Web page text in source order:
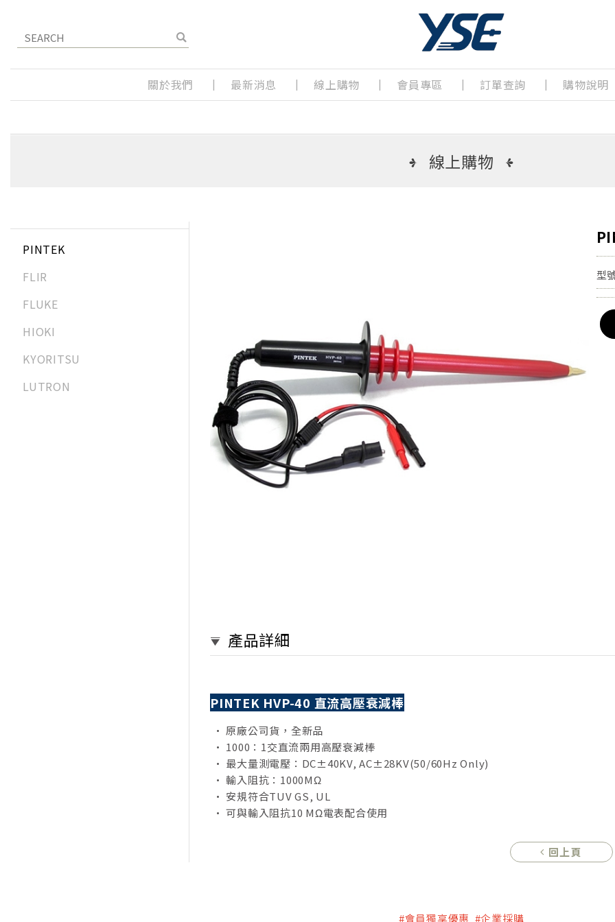
關於我們 最新消息 線上購物 會員專區 訂單查詢 購物說明
線上購物
PINTEK
FLIR
FLUKE
HIOKI
KYORITSU
LUTRON
型
產品詳細
PINTEK HVP-40 直流高壓衰減棒
• 原廠公司貨，全新品
• 1000：1交直流兩用高壓衰減棒
• 最大量測電壓：DC±40KV, AC±28KV(50/60Hz Only)
• 輸入阻抗：1000MΩ
• 安規符合TUV GS, UL
• 可與輸入阻抗10 MΩ電表配合使用
回上頁
#會員獨享優惠 #企業採購